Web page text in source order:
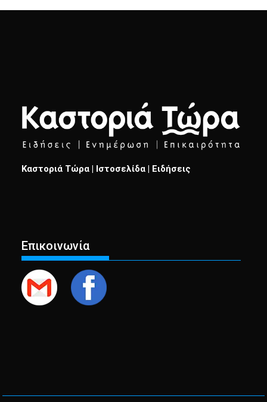
Καστοριά Τώρα | Ιστοσελίδα | Ειδήσεις
Επικοινωνία